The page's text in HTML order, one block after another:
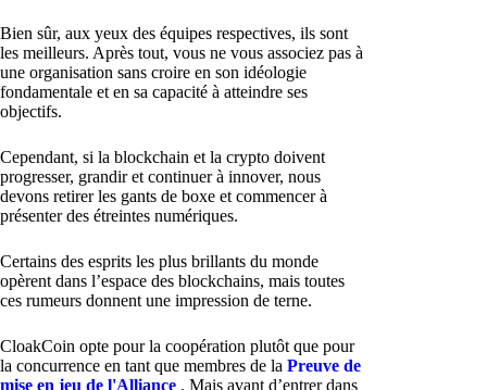
Bien sûr, aux yeux des équipes respectives, ils sont
les meilleurs. Après tout, vous ne vous associez pas à
une organisation sans croire en son idéologie
fondamentale et en sa capacité à atteindre ses
objectifs.
Cependant, si la blockchain et la crypto doivent
progresser, grandir et continuer à innover, nous
devons retirer les gants de boxe et commencer à
présenter des étreintes numériques.
Certains des esprits les plus brillants du monde
opèrent dans l’espace des blockchains, mais toutes
ces rumeurs donnent une impression de terne.
CloakCoin opte pour la coopération plutôt que pour
la concurrence en tant que membres de la Preuve de
mise en jeu de l'Alliance . Mais avant d’entrer dans